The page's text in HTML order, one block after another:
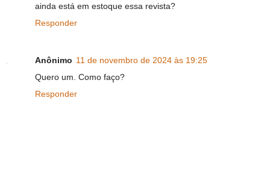
ainda está em estoque essa revista?
Responder
Anônimo 11 de novembro de 2024 às 19:25
Quero um. Como faço?
Responder